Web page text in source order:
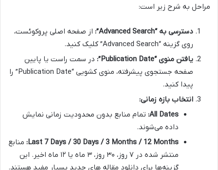
مراحل به شرح زیر است:
دسترسی به “Advanced Search”:
از صفحه اصلی پروکوئست،
روی گزینه “Advanced Search” کلیک کنید.
یافتن منوی “Publication Date”:
در سمت راست یا پایین
صفحه جستجوی پیشرفته، منوی کشویی “Publication Date” را
پیدا کنید.
انتخاب بازه زمانی:
All Dates: تمام منابع بدون محدودیت زمانی نمایش
داده می‌شوند.
Last 7 Days / 30 Days / 3 Months / 12 Months: منابع
منتشر شده در ۷ روز، ۳۰ روز، ۳ ماه یا ۱۲ ماه اخیر. این
گزینه‌ها برای دانلود مقاله های جدید بسیار مفید هستند.